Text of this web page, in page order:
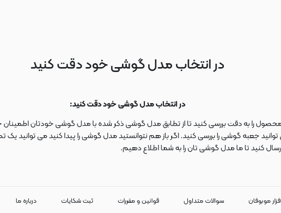
در انتخاب مدل گوشی خود دقت کنید
در انتخاب مدل گوشی خود دقت کنید:
محصول را به دقت بررسی کنید تا از تطابق مدل گوشی ذکر شده با مدل گوشی خودتان
جعبه گوشی را بررسی کنید. اگر باز هم نتوانستید مدل گوشی را پیدا کنید می توانید
کنید تا ما مدل گوشی تان را به شما اطلاع دهیم.
موبوفان سوالات متداول قوانین و مقررات ثبت شکایات درباره ما